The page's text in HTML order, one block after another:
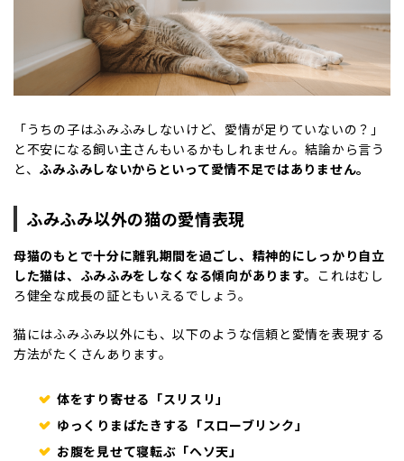
「うちの子はふみふみしないけど、愛情が足りていないの？」
と不安になる飼い主さんもいるかもしれません。結論から言う
と、 ふみふみしないからといって愛情不足ではありません。
ふみふみ以外の猫の愛情表現
母猫のもとで十分に離乳期間を過ごし、精神的にしっかり自立
した猫は、ふみふみをしなくなる傾向があります。 これはむし
ろ健全な成長の証ともいえるでしょう。
猫にはふみふみ以外にも、以下のような信頼と愛情を表現する
方法がたくさんあります。
体をすり寄せる「スリスリ」
ゆっくりまばたきする「スローブリンク」
お腹を見せて寝転ぶ「ヘソ天」